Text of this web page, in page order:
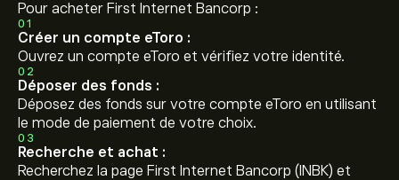
Pour acheter First Internet Bancorp :
01
Créer un compte eToro :
Ouvrez un compte eToro et vérifiez votre identité.
02
Déposer des fonds :
Déposez des fonds sur votre compte eToro en utilisant
le mode de paiement de votre choix.
03
Recherche et achat :
Recherchez la page First Internet Bancorp (INBK) et